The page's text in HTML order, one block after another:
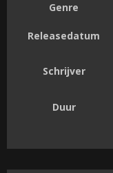
Genre
Releasedatum
Schrijver
Duur